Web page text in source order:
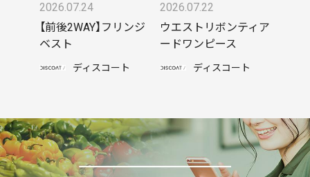
2026.07.24
【前後2WAY】フリンジ
ベスト
ディスコート
2026.07.22
ウエストリボンティア
ードワンピース
ディスコート